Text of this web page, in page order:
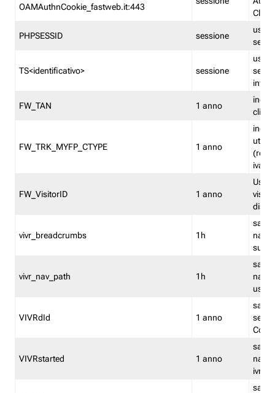
OAMAuthnCookie_fastweb.it:443
PHPSESSID sessione
TS<identificativo> sessione
FW_TAN 1 anno
FW_TRK_MYFP_CTYPE 1 anno
iva/
FW_VisitorID 1 anno
vivr_breadcrumbs 1h
salva
su
vivr_nav_path 1h
salva
VIVRdId 1 anno
salva
Convy
VIVRstarted 1 anno
salva
ivr
salva